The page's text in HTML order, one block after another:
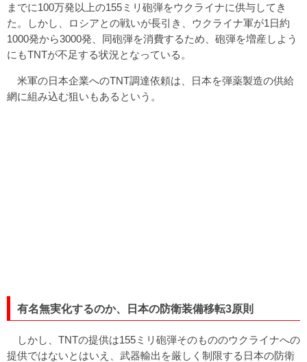
までに100万発以上の155ミリ砲弾をウクライナに供与してき
た。しかし、ロシアとの戦いが長引き、ウクライナ軍が1日約
1000発から3000発、同砲弾を消費するため、砲弾を増産しよう
にもTNTが不足する状況となっている。
米軍の日本企業へのTNT調達依頼は、日本を弾薬製造の供給
網に組み込む狙いもあるという。
有名無実化するのか、日本の防衛装備移転3原則
しかし、TNTの提供は155ミリ砲弾そのもののウクライナへの
提供ではないとはいえ、武器輸出を厳しく制限する日本の防衛